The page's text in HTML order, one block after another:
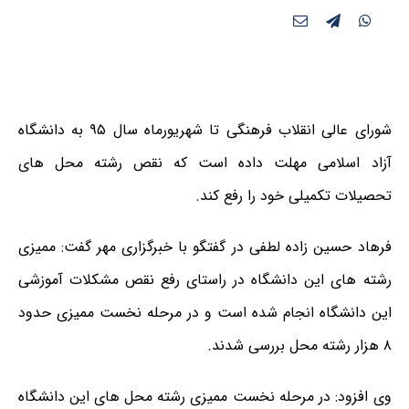
شورای عالی انقلاب فرهنگی تا شهریورماه سال ۹۵ به دانشگاه
آزاد اسلامی مهلت داده است که نقص رشته محل های
تحصیلات تکمیلی خود را رفع کند.
فرهاد حسین زاده لطفی در گفتگو با خبرگزاری مهر گفت: ممیزی
رشته های این دانشگاه در راستای رفع نقص مشکلات آموزشی
این دانشگاه انجام شده است و در مرحله نخست ممیزی حدود
۸ هزار رشته محل بررسی شدند.
وی افزود: در مرحله نخست ممیزی رشته محل های این دانشگاه